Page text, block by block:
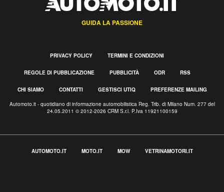
GUIDA LA PASSIONE
PRIVACY POLICY TERMINI E CONDIZIONI
REGOLE DI PUBBLICAZIONE PUBBLICITÀ ODR RSS
CHI SIAMO CONTATTI GESTISCI UTIQ PREFERENZE MAILING
Automoto.it - quotidiano di informazione automobilistica Reg. Trib. di Milano Num. 277 del
24.05.2011 © 2012-2026 CRM S.r.l. P.Iva 11921100159
AUTOMOTO.IT MOTO.IT MOW VETRINAMOTORI.IT